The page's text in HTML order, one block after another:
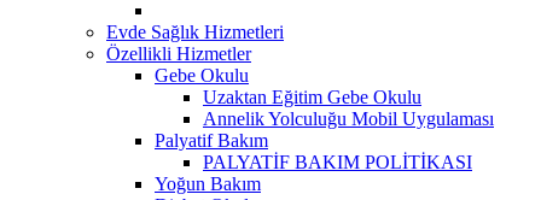
Evde Sağlık Hizmetleri
Özellikli Hizmetler
Gebe Okulu
Uzaktan Eğitim Gebe Okulu
Annelik Yolculuğu Mobil Uygulaması
Palyatif Bakım
PALYATİF BAKIM POLİTİKASI
Yoğun Bakım